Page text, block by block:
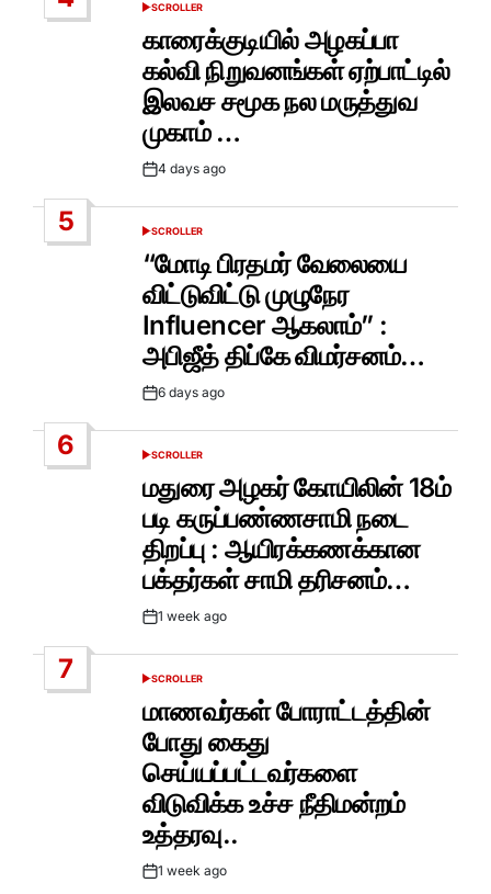
POSTED
SCROLLER
காரைக்குடியில் அழகப்பா
கல்வி நிறுவனங்கள் ஏற்பாட்டில்
இலவச சமூக நல மருத்துவ
முகாம் …
Post4 days ago
5
POSTED
IN
SCROLLER
“மோடி பிரதமர் வேலையை
விட்டுவிட்டு முழுநேர
Influencer ஆகலாம்” :
அபிஜீத் திப்கே விமர்சனம்…
Post6 days ago
6
POSTED
SCROLLER
மதுரை அழகர் கோயிலின் 18ம்
படி கருப்பண்ணசாமி நடை
திறப்பு : ஆயிரக்கணக்கான
பக்தர்கள் சாமி தரிசனம்…
Post1 week ago
7
POSTED
SCROLLER
மாணவர்கள் போராட்டத்தின்
போது கைது
செய்யப்பட்டவர்களை
விடுவிக்க உச்ச நீதிமன்றம்
உத்தரவு..
Post1 week ago